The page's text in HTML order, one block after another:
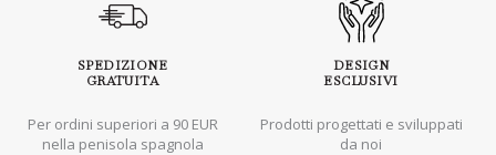
SPEDIZIONE
GRATUITA
Per ordini superiori a 90 EUR
nella penisola spagnola
DESIGN
ESCLUSIVI
Prodotti progettati e sviluppati
da noi